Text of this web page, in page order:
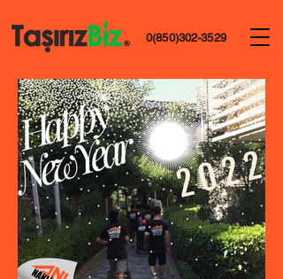
0(850)302-3529